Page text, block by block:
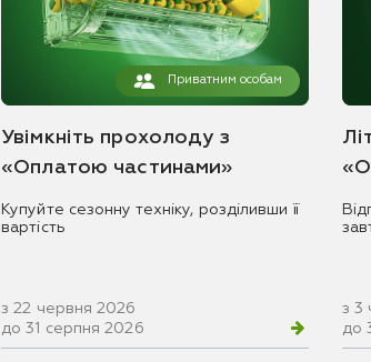
Приватним особам
Увімкніть прохолоду з
«Оплатою частинами»
Купуйте сезонну техніку, розділивши її
вартість
з 22 червня 2026
до 31 серпня 2026
з 3
до